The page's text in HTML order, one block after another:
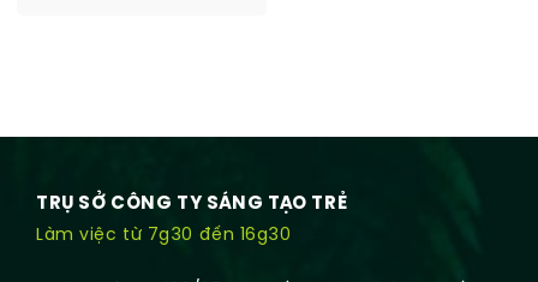
TRỤ SỞ CÔNG TY SÁNG TẠO TRẺ
Làm việc từ 7g30 đến 16g30